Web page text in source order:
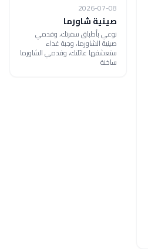
2026-07-08
صينية شاورما
نوعي بأطباق سفرتك، وقدمي
صينية الشاورما، وجبة غداء
ستعشقها عائلتك، وقدمي الشاورما
ساخنة